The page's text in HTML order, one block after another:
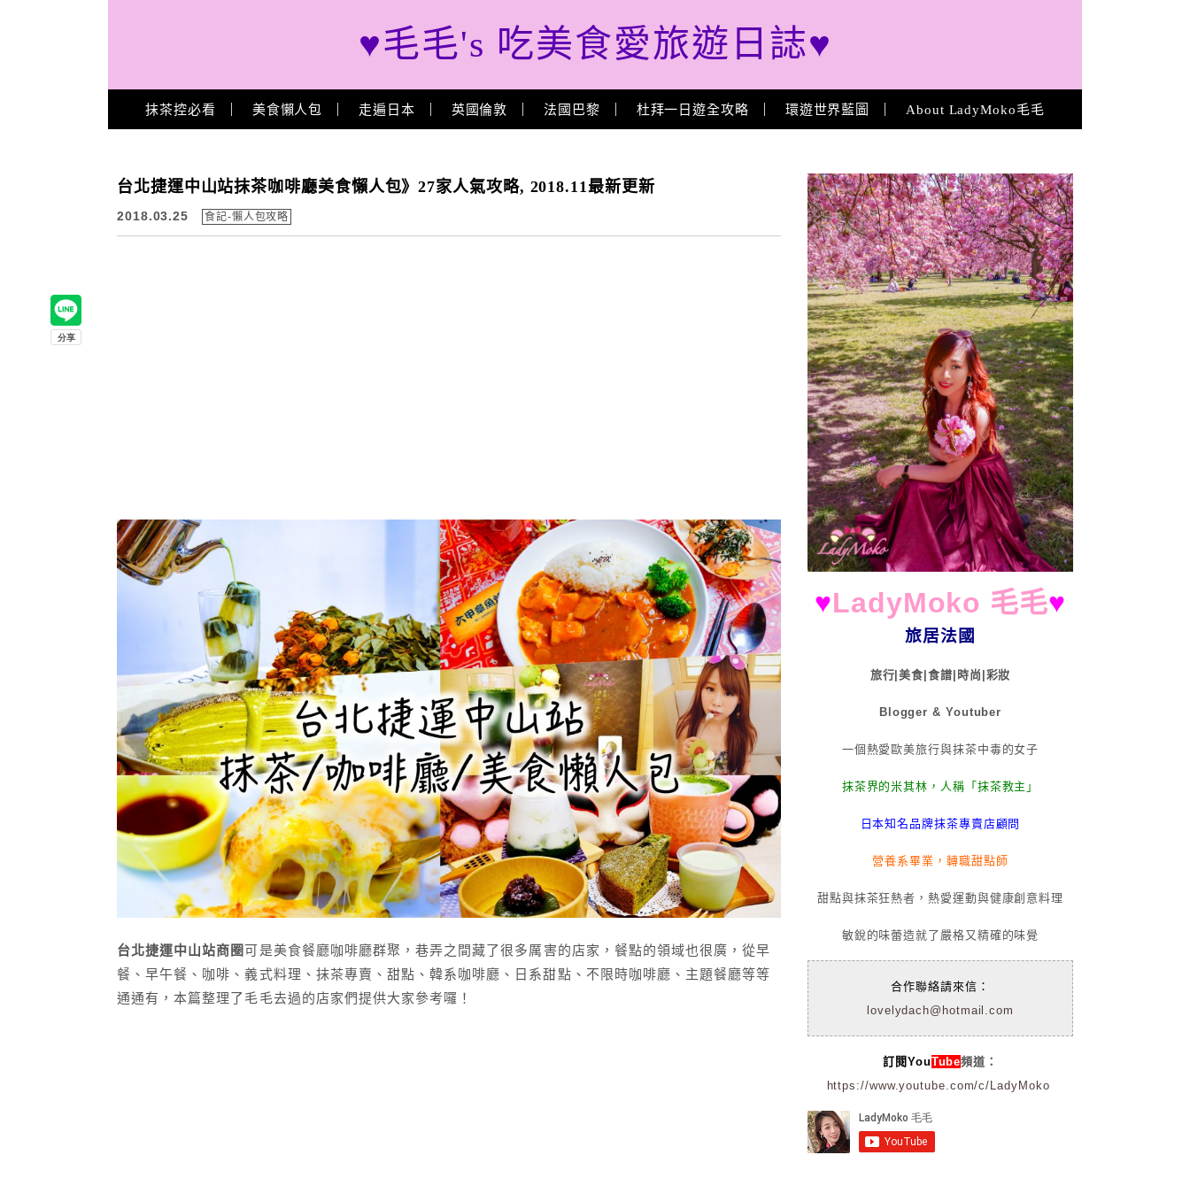
♥毛毛's 吃美食愛旅遊日誌♥
Main Menu
抹茶控必看 美食懶人包 走遍日本 英國倫敦 法國巴黎 杜拜一日遊全攻略 環遊世界藍圖 About LadyMoko毛毛
台北捷運中山站抹茶咖啡廳美食懶人包》27家人氣攻略, 2018.11最新更新
2018.03.25 食記-懶人包攻略
台北捷運中山站商圈可是美食餐廳咖啡廳群聚，巷弄之間藏了很多厲害的店家，餐點的領域也很廣，從早
餐、早午餐、咖啡、義式料理、抹茶專賣、甜點、韓系咖啡廳、日系甜點、不限時咖啡廳、主題餐廳等等
通通有，本篇整理了毛毛去過的店家們提供大家參考囉！
About
♥LadyMoko 毛毛♥
旅居法國
旅行|美食|食譜|時尚|彩妝
Blogger & Youtuber
一個熱愛歐美旅行與抹茶中毒的女子
抹茶界的米其林，人稱「抹茶教主」
日本知名品牌抹茶專賣店顧問
營養系畢業，轉職甜點師
甜點與抹茶狂熱者，熱愛運動與健康創意料理
敏銳的味蕾造就了嚴格又精確的味覺
合作聯絡請來信：
lovelydach@hotmail.com
訂閱YouTube頻道：
https://www.youtube.com/c/LadyMoko